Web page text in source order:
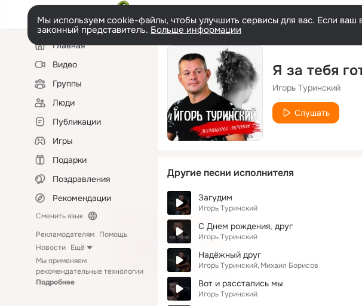
Мы используем cookie-файлы, чтобы улучшить сервисы для вас. Если
законный представитель. Больше информации
Левая
колонкаГлавная
Видео
Группы
Люди
Публикации
Игры
Подарки
Поздравления
Рекомендации
Сменить язык
Рекламодателям Помощь
Новости Ещё
Мы применяем
рекомендательные технологии
Подробнее
Я за тебя
Игорь Туринский
Слушать
Другие песни исполнителя
Загудим
Игорь Туринский
С Днем рождения, друг
Игорь Туринский
Надёжный друг
Игорь Туринский Михаил Борисов
Вот и расстались мы
Игорь Туринский